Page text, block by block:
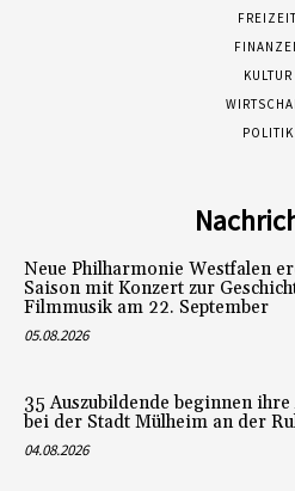
KULTUR
POLITIK
Neue Philharmonie Westfalen
Saison mit Konzert zur
Filmmusik am 22. September
05.08.2026
35 Auszubildende beginnen
bei der Stadt Mülheim an der
04.08.2026